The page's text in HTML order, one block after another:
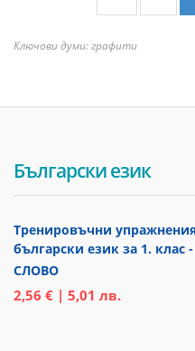
Ключови думи: графити
Български език
Тренировъчни
български език за 1. клас
СЛОВО
2,56 € | 5,01 лв.